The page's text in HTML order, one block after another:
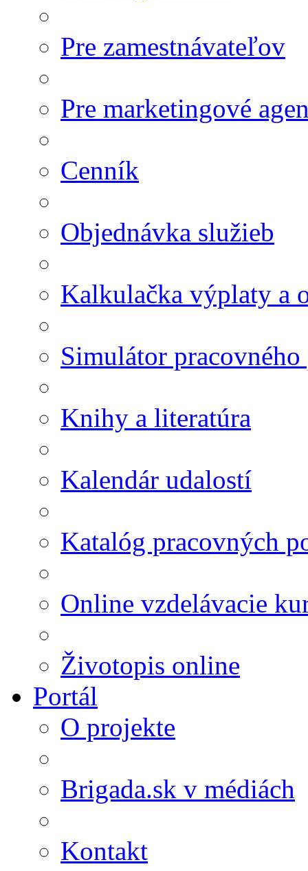
Pre zamestnávateľov
Pre marketingové
Cenník
Objednávka služieb
Kalkulačka výplaty a
Simulátor
Knihy a literatúra
Kalendár udalostí
Katalóg pracovných
Online vzdelávacie
Životopis online
Portál
O projekte
Brigada.sk v médiách
Kontakt